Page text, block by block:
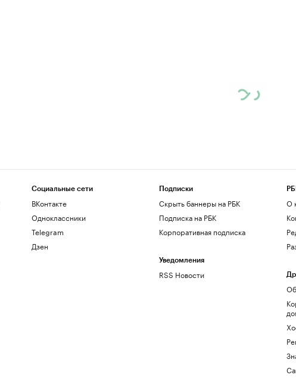
Социальные сети
ВКонтакте
Одноклассники
Telegram
Дзен
Подписки
Скрыть баннеры на РБК
Подписка на РБК
Корпоративная подписка
Уведомления
RSS Новости
О